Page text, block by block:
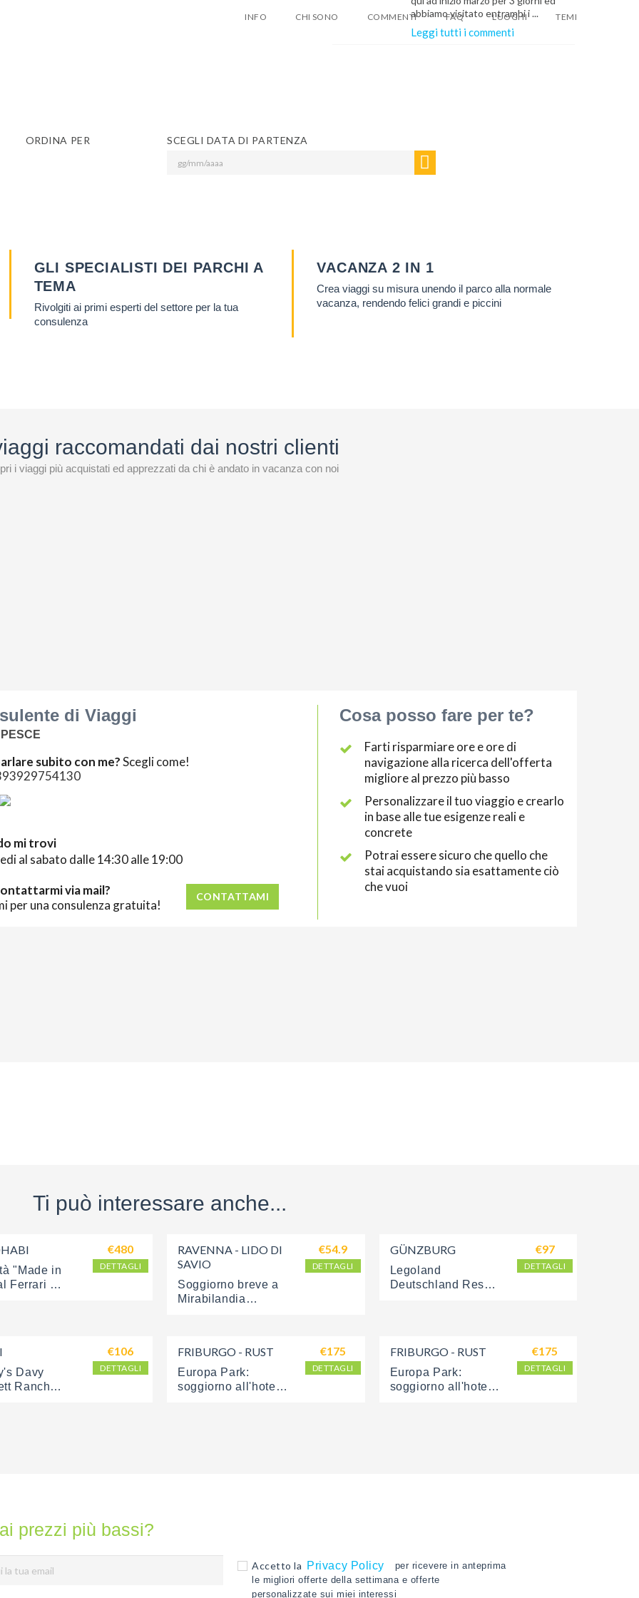
Lascia qui la tua email e ti invieremo
6 suggerimenti
Privacy Policy
INFO CHI SONO COMMENTI FAQ LUOGHI TEMI
PARCHI A TEMA:
PARCHI A TEMA:
DIVERTIMENTO SU MISURA
abbiamo visitato entrambi i ...
Leggi tutti i commenti
ORDINA PER SCEGLI DATA DI PARTENZA
GLI SPECIALISTI DEI PARCHI A
TEMA
Rivolgiti ai primi esperti del settore per la tua
consulenza
VACANZA 2 IN 1
Crea viaggi su misura unendo il parco alla normale
vacanza, rendendo felici grandi e piccini
raccomandati dai nostri clienti
i viaggi più acquistati ed apprezzati da chi è andato in vacanza con noi
di Viaggi
subito con me?Scegli come!
mi trovi
al sabato dalle 14:30 alle 19:00
via mail?
per una consulenza gratuita!
CONTATTAMI
Cosa posso fare per te?
Farti risparmiare ore e ore di
navigazione alla ricerca dell'offerta
migliore al prezzo più basso
Personalizzare il tuo viaggio e crearlo
in base alle tue esigenze reali e
concrete
Potrai essere sicuro che quello che
stai acquistando sia esattamente ciò
che vuoi
Ti può interessare anche...
"Made in
Ferrari
€480
DETTAGLI
RAVENNA - LIDO DI
Soggiorno breve a
Mirabilandia
€54.9
DETTAGLI
GÜNZBURG
Legoland
Deutschland Resort
€97
DETTAGLI
Davy
Ranch
€106
DETTAGLI
FRIBURGO - RUST
Europa Park:
soggiorno all'hotel
€175
DETTAGLI
FRIBURGO - RUST
Europa Park:
soggiorno all'hotel
€175
DETTAGLI
prezzi più bassi?
Accetto la Privacy Policy
per ricevere in anteprima
le migliori offerte della settimana e offerte
personalizzate sui miei interessi